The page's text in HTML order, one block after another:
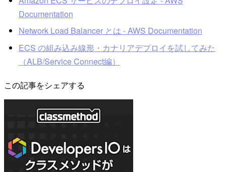
Documentation
Network Load Balancer とは - AWS Documentation
ECS の組み込み線形・カナリアデプロイを試してみた
（ALB/Service Connect編）
この記事をシェアする